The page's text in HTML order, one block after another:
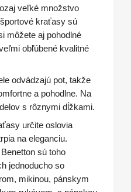
veľké množstvo
kraťasy sú
môžete aj pohodlné
obľúbené kvalitné
odvádzajú pot, takže
a pohodlne. Na
s rôznymi dĺžkami.
určite oslovia
na eleganciu.
sú toho
jednoducho so
mikinou, pánskym